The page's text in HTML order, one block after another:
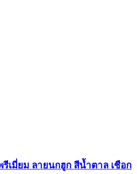
เมี่ยม ลายนกฮูก สีน้ำตาล เชือก